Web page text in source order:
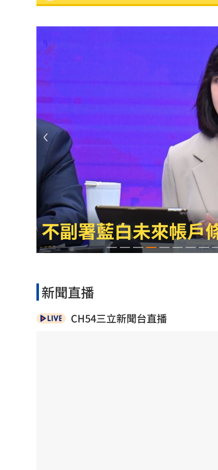
獨／海外遊學增強外語 台人夯英、
長尾獼猴失控狂襲居民！官方追查異
伊波拉失控！專家憂病毒恐已突變
飲料空盒找嘸地方丟 騎車咬著遭攔
63歲章小蕙吐露心聲：後悔當年嫁給鍾
白海豚颱風擺盪逼近！雨到「這時」才
最遺憾童年記憶空白 禹菡：當年真不
每股配12.8元的它 Ｑ2營收曝光 00:00
連續2場安打！ 林安可掃二壘打貢獻
歐洲避暑天堂失守！地中海熱到像溫泉
獨／北勢棒球隊穿破鞋拚冠軍 台僑看
台灣彩券開獎直播中 20:31
白海豚颱風擺盪逼近
新聞直播
CH54三立新聞台直播